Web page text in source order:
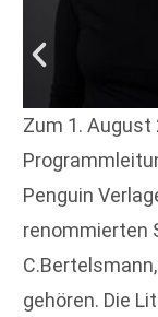
Zum 1.
Penguin
renommierten
gehören. Die